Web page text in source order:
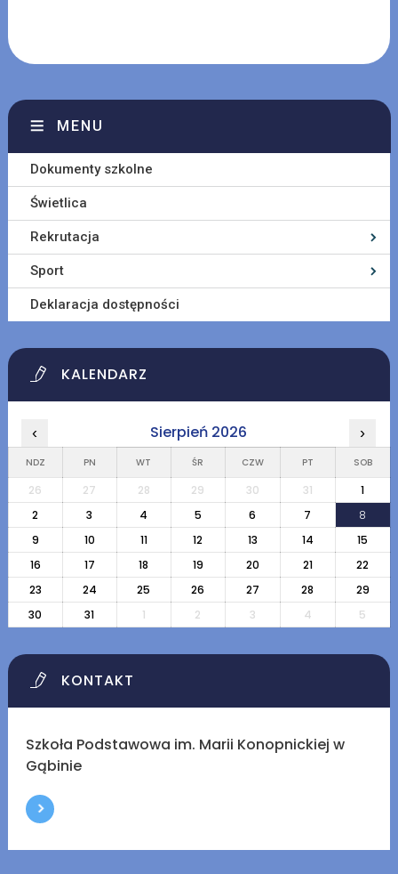
MENU
Dokumenty szkolne
Świetlica
Rekrutacja
Sport
Deklaracja dostępności
KALENDARZ
‹ Sierpień 2026 ›
NDZ PN WT ŚR CZW PT SOB
26 27 28 29 30 31
1
2
3 4 5 6 7
8
9
10 11 12 13 14
15
16
17 18 19 20 21
22
23
24 25 26 27 28
29
30
31 1 2 3 4 5
KONTAKT
Szkoła Podstawowa im. Marii Konopnickiej w
Gąbinie